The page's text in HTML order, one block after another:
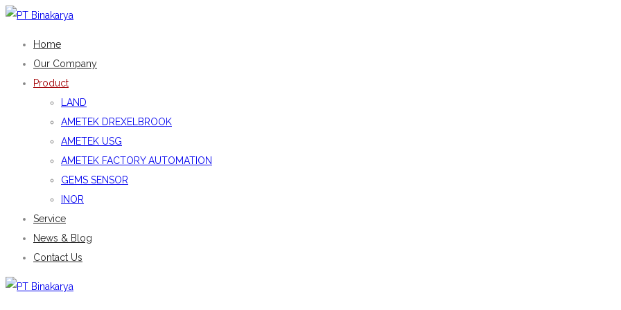
Home
Our Company
Product
LAND
AMETEK DREXELBROOK
AMETEK USG
AMETEK FACTORY AUTOMATION
GEMS SENSOR
INOR
Service
News & Blog
Contact Us